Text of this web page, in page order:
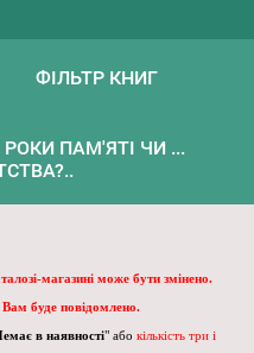
ФІЛЬТР КНИГ
ПАМ'ЯТІ ЧИ ...
магазині може бути змінено.
Вам буде повідомлено.
в наявності" або кількість три і